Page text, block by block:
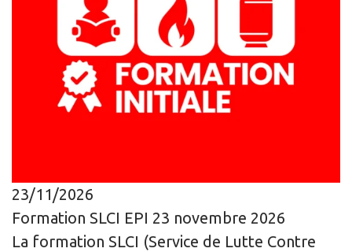
23/11/2026
Formation SLCI EPI 23 novembre 2026
La formation SLCI (Service de Lutte Contre